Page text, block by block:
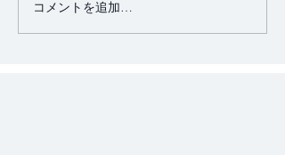
コメントを追加…